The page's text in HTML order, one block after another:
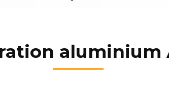
aluminium